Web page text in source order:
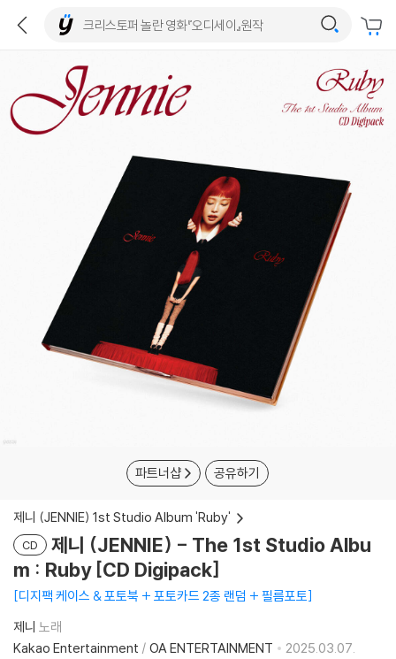
파트너샵 공유하기
제니 (JENNIE) 1st Studio Album 'Ruby'
CD
제니 (JENNIE) - The 1st Studio Albu
m : Ruby [CD Digipack]
디지팩 케이스 & 포토북 + 포토카드 2종 랜덤 + 필름포토
제니 노래
Kakao Entertainment / OA ENTERTAINMENT 2025.03.07.